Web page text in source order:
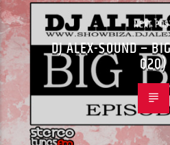
NEXT
DJ ALEX-SOUND –
020)